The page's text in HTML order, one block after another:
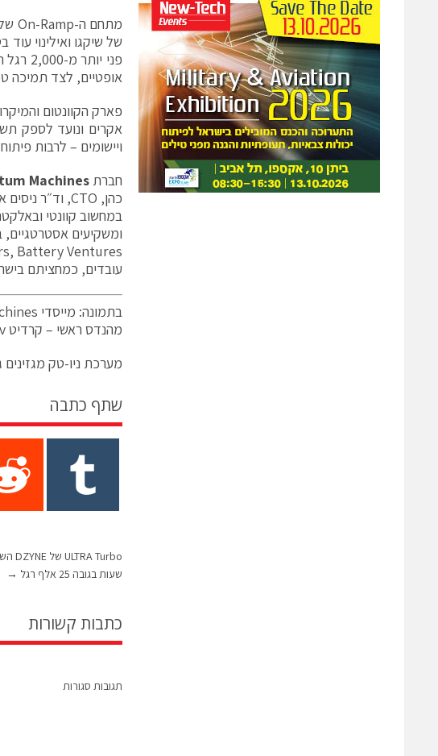
פני
אופטיים, לצד תמיכה
אקרים ונועד לספק
ויישומים – לרבות
חברת Machines
כהן, CTO, וד״ר ניסים
ומשקיעים אסטרטגיים,
, Battery Ventures
עובדים, כמחציתם
מהנדס ראשי – קרדיט Ilya Melnikov
מערכת ניו-טק מגזינים
שתף כתבה
שעות בגובה 25 אלף רגל
→
כתבות קשורות
תגובות סגורות